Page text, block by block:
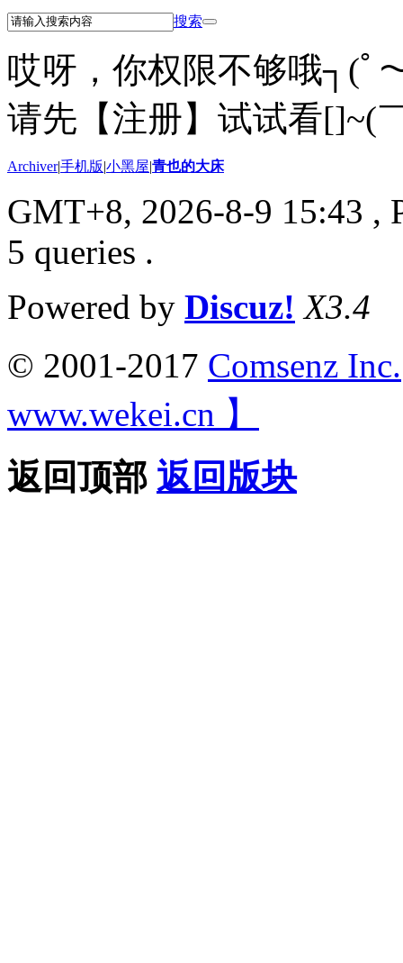
搜索
哎呀，你权限不够哦┐(ﾟ
请先【注册】试试看[]~(
Archiver|手机版|小黑屋|青也的大床
GMT+8, 2026-8-9 15:43 ,
5 queries .
Powered by Discuz! X3.4
© 2001-2017 Comsenz Inc.
www.wekei.cn 】
返回顶部 返回版块